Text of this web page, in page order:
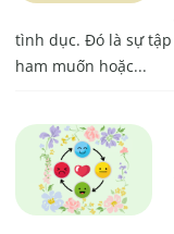
tình dục. Đó là sự
ham muốn hoặc...